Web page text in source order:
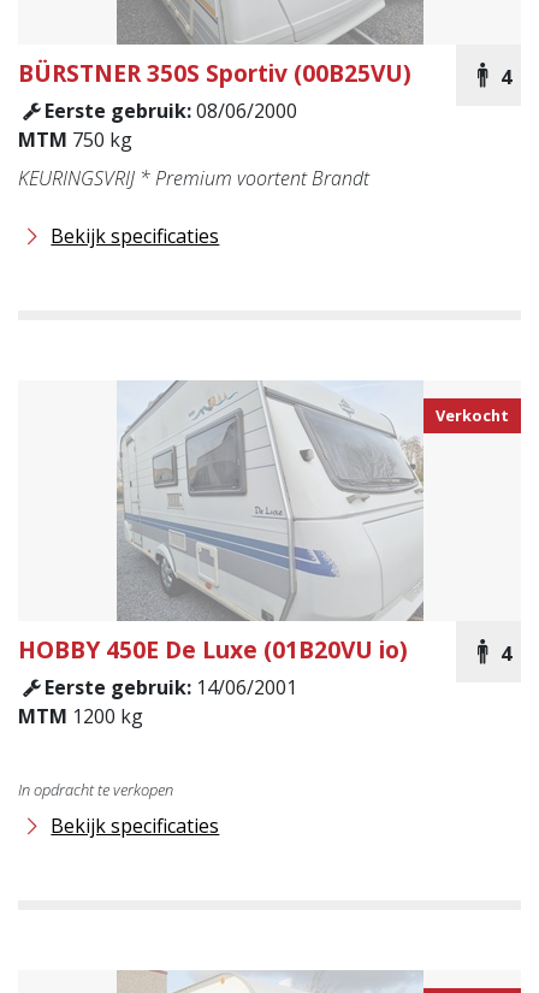
4
BÜRSTNER350S Sportiv (00B25VU)
Eerste gebruik:08/06/2000
MTM 750 kg
KEURINGSVRIJ * Premium voortent Brandt
Bekijk specificaties
Verkocht
4
HOBBY450E De Luxe (01B20VU io)
Eerste gebruik: 14/06/2001
MTM 1200 kg
In opdracht te verkopen
Bekijk specificaties